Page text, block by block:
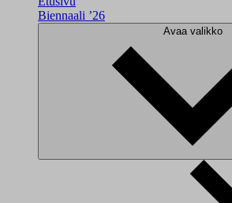
Biennaali ’26
Avaa valikko